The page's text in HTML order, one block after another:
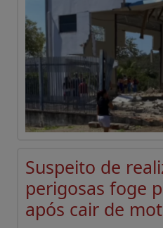
Suspeito de
perigosas foge
após cair de